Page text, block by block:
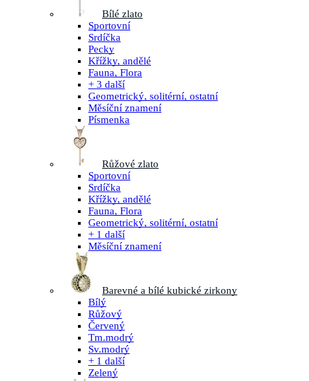
Bílé zlato
Sportovní
Srdíčka
Pecky
Křížky, andělé
Fauna, Flora
+ 3 další
Geometrický, solitérní, ostatní
Měsíční znamení
Písmenka
Růžové zlato
Sportovní
Srdíčka
Křížky, andělé
Fauna, Flora
Geometrický, solitérní, ostatní
+ 1 další
Měsíční znamení
Barevné a bílé kubické zirkony
Bílý
Růžový
Červený
Tm.modrý
Sv.modrý
+ 1 další
Zelený